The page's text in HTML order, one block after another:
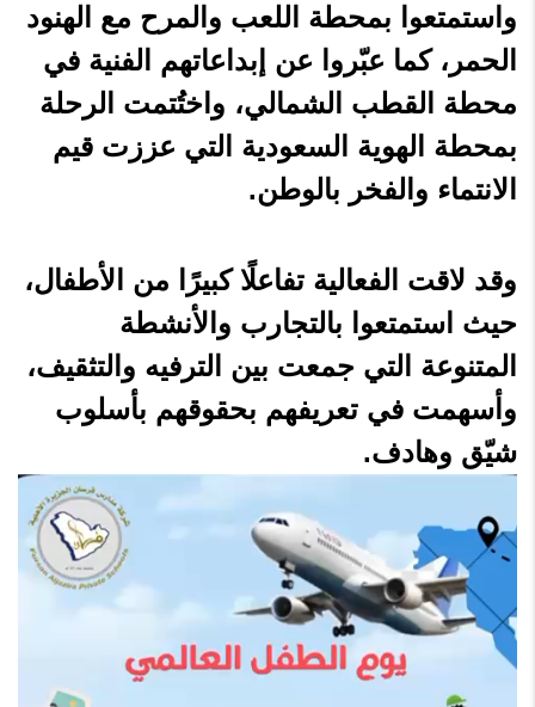
واستمتعوا بمحطة اللعب والمرح مع الهنود
الحمر، كما عبّروا عن إبداعاتهم الفنية في
محطة القطب الشمالي، واختُتمت الرحلة
بمحطة الهوية السعودية التي عززت قيم
الانتماء والفخر بالوطن.
وقد لاقت الفعالية تفاعلًا كبيرًا من الأطفال،
حيث استمتعوا بالتجارب والأنشطة
المتنوعة التي جمعت بين الترفيه والتثقيف،
وأسهمت في تعريفهم بحقوقهم بأسلوب
شيّق وهادف.
مشغل
الفيديو